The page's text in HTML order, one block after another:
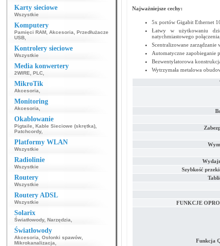
Karty sieciowe
Wszystkie
Komputery
Pamięci RAM Akcesoria
Przedłużacze
USB
Kontrolery sieciowe
Wszystkie
Media konwertery
2WIRE PLC
MikroTik
Akcesoria
Monitoring
Akcesoria
Okablowanie
Pigtaile Kable Sieciowe (skrętka)
Patchcordy,
Platformy WLAN
Wszystkie
Radiolinie
Wszystkie
Routery
Wszystkie
Routery ADSL
Wszystkie
Solarix
Światłowody, Narzędzia
Światłowody
Akcesoria Osłonki spawów
Mikrokanalizacja
Najważniejsze cechy:
5x portów Gigabit Ethernet
Łatwy w użytkowaniu
natychmiastowego
Scentralizowane zarządzanie
Automatyczne
Bezwentylatorowa
Wytrzymała metalowa
Szybkość
FUNKCJE
Funkcja